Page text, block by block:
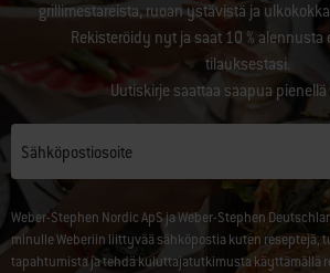
grillimestareista, ruoan ystävistä ja
Rekisteröidy nyt ja saat 10 % alennusta
tilauksestasi.
Uutiskirje saattaa saapua pienellä
Sähköpostiosoite
Weber-Stephen Nordic ApS ja Weber-Stephen
minulle Weberiin liittyvää sähköpostia kuten reseptejä,
tapahtumista ja tehdä kuluttajatutkimusta käyttämällä